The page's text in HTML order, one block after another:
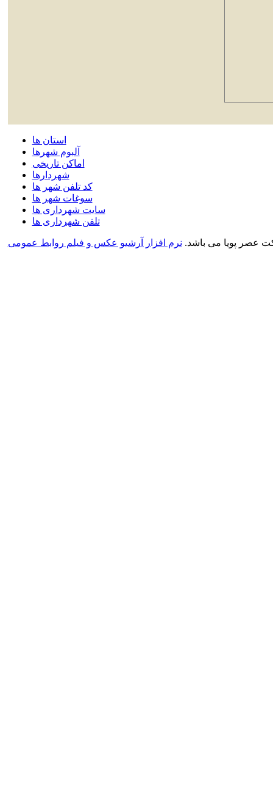
استان ها
آلبوم شهرها
اماکن تاریخی
شهردارها
کد تلفن شهر ها
سوغات شهر ها
سایت شهرداری ها
تلفن شهرداری ها
عصر پویا می باشد. نرم افزار آرشیو عکس و فیلم روابط عمومی